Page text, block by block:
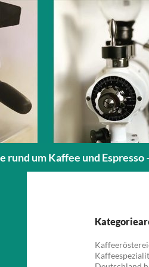
rund um Kaffee und Espresso